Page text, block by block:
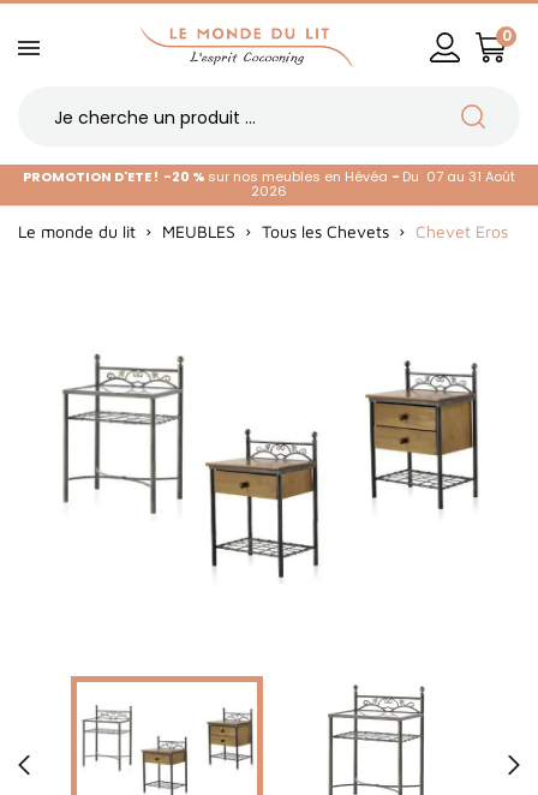
0
PROMOTION D'ETE ! -20 % sur nos meubles en Hévéa - Du 07 au 31 Août
2026
Le monde du lit MEUBLES Tous les Chevets Chevet Eros
 